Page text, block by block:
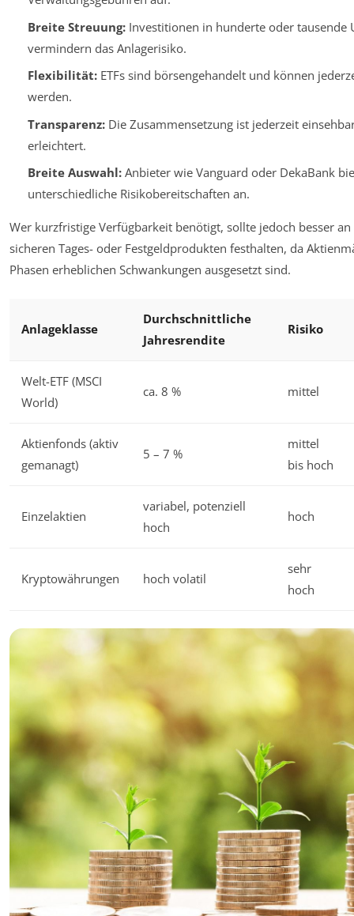
Breite Streuung:Investitionen in hunderte oder tausende
vermindern das Anlagerisiko.
Flexibilität:ETFs sind börsengehandelt und können
werden.
Transparenz:Die Zusammensetzung ist jederzeit
erleichtert.
Breite Auswahl:Anbieter wie Vanguard oder DekaBank
unterschiedliche Risikobereitschaften an.
Wer kurzfristige Verfügbarkeit benötigt, sollte jedoch besser
sicheren Tages- oder Festgeldprodukten festhalten, da
Phasen erheblichen Schwankungen ausgesetzt sind.
Anlageklasse
Durchschnittliche
Jahresrendite
Risiko
Welt-ETF (MSCI
World)
ca. 8 % mittel
Aktienfonds (aktiv
gemanagt)
5 – 7 %
mittel
bis hoch
Einzelaktien
variabel, potenziell
hoch
hoch
Kryptowährungen hoch volatil
sehr
hoch